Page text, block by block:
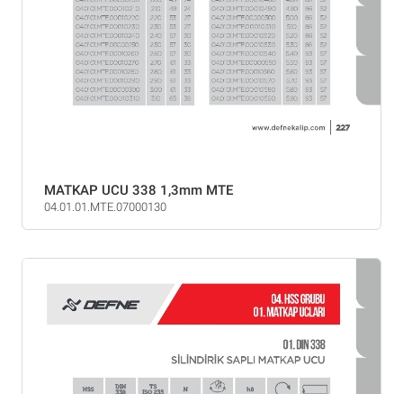
MATKAP UCU 338 1,3mm MTE
04.01.01.MTE.07000130